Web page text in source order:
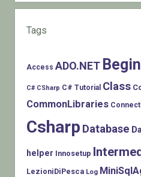
Tags
Access ADO.NET
C# CSharp C# Tutorial Class
CommonLibraries
Csharp Database
helper Innosetup
LezioniDiPesca Log